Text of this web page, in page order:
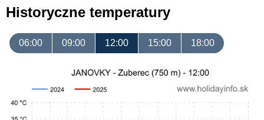
Historyczne temperatury
06:00 09:00 12:00 15:00 18:00